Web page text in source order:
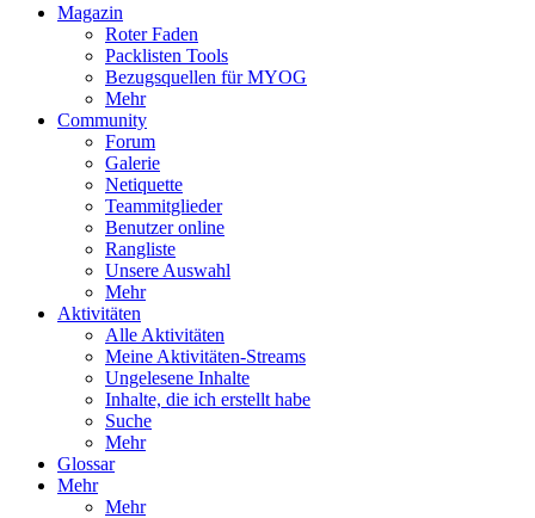
Magazin
Roter Faden
Packlisten Tools
Bezugsquellen für MYOG
Mehr
Community
Forum
Galerie
Netiquette
Teammitglieder
Benutzer online
Rangliste
Unsere Auswahl
Mehr
Aktivitäten
Alle Aktivitäten
Meine Aktivitäten-Streams
Ungelesene Inhalte
Inhalte, die ich erstellt habe
Suche
Mehr
Glossar
Mehr
Mehr